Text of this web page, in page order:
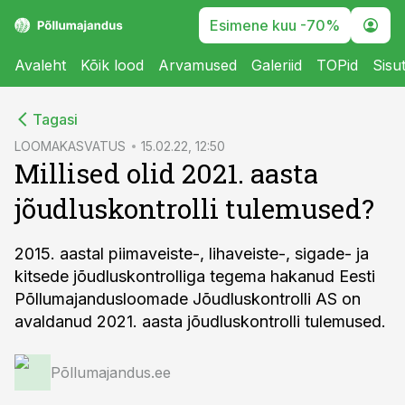
Esimene kuu -70%
Avaleht Kõik lood Arvamused Galeriid TOPid
Tagasi
LOOMAKASVATUS 15.02.22, 12:50
Millised olid 2021. aasta
jõudluskontrolli tulemused?
2015. aastal piimaveiste-, lihaveiste-, sigade- ja
kitsede jõudluskontrolliga tegema hakanud Eesti
Põllumajandusloomade Jõudluskontrolli AS on
avaldanud 2021. aasta jõudluskontrolli tulemused.
Põllumajandus.ee